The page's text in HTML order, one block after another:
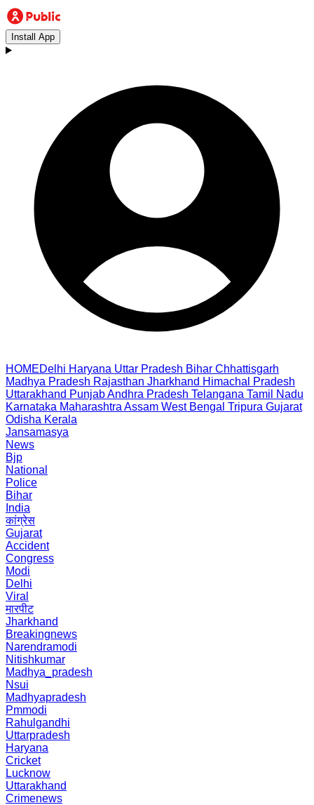
Install App
HOMEDelhi Haryana Uttar Pradesh Bihar Chhattisgarh
Madhya Pradesh Rajasthan Jharkhand Himachal Pradesh
Uttarakhand PunjabAndhra Pradesh Telangana Tamil Nadu
Karnataka Maharashtra Assam West Bengal Tripura Gujarat
Odisha Kerala
Jansamasya
News
Bjp
National
Police
Bihar
India
कांग्रेस
Gujarat
Accident
Congress
Modi
Delhi
Viral
मारपीट
Jharkhand
Breakingnews
Narendramodi
Nitishkumar
Madhya_pradesh
Nsui
Madhyapradesh
Pmmodi
Rahulgandhi
Uttarpradesh
Haryana
Cricket
Lucknow
Uttarakhand
Crimenews